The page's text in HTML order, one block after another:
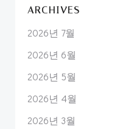
ARCHIVES
2026년 7월
2026년 6월
2026년 5월
2026년 4월
2026년 3월